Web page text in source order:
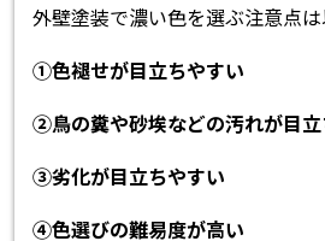
外壁塗装で濃い色を選ぶ注意点は
①色褪せが目立ちやすい
②鳥の糞や砂埃などの汚れが目
③劣化が目立ちやすい
④色選びの難易度が高い